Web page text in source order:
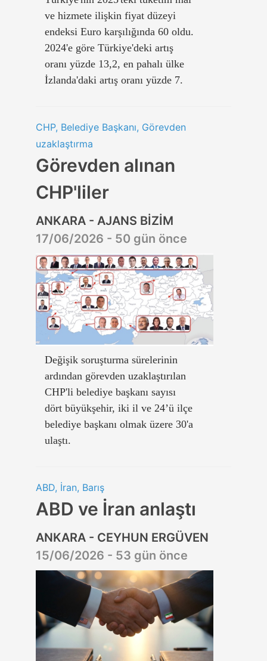
ve hizmete ilişkin fiyat düzeyi
endeksi Euro karşılığında 60 oldu.
2024'e göre Türkiye'deki artış
oranı yüzde 13,2, en pahalı ülke
İzlanda'daki artış oranı yüzde 7.
CHP, Belediye Başkanı, Görevden
uzaklaştırma
Görevden alınan
CHP'liler
ANKARA - AJANS BİZİM
17/06/2026 - 50 gün önce
Değişik soruşturma sürelerinin
ardından görevden uzaklaştırılan
CHP'li belediye başkanı sayısı
dört büyükşehir, iki il ve 24’ü ilçe
belediye başkanı olmak üzere 30'a
ulaştı.
ABD, İran, Barış
ABD ve İran anlaştı
ANKARA - CEYHUN ERGÜVEN
15/06/2026 - 53 gün önce